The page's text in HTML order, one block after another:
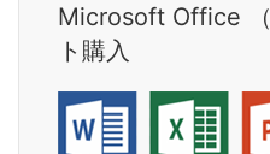
Microsoft Office
ト購入